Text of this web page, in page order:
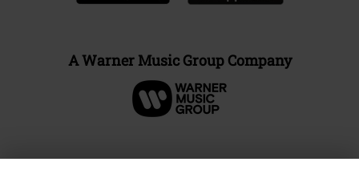
A Warner Music Group Company